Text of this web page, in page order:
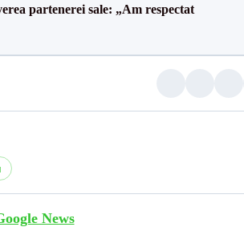
partenerei sale: „Am respectat
News